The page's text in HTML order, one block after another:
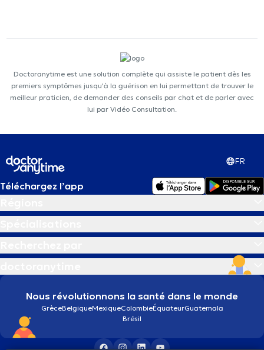
Doctoranytime est une solution complète qui assiste le patient dès les
premiers symptômes jusqu'à la guérison en lui permettant de trouver le
meilleur praticien, de demander des conseils par chat et de parler avec
lui par Vidéo Consultation.
FR
Téléchargez l’app
Nous révolutionnons la santé dans le monde
GrèceBelgiqueMexiqueColombieÉquateurGuatemala
Brésil